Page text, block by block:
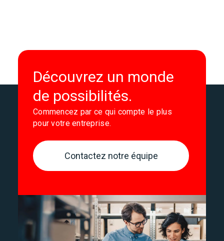
Découvrez un monde
de possibilités.
Commencez par ce qui compte le plus
pour votre entreprise.
Contactez notre équipe